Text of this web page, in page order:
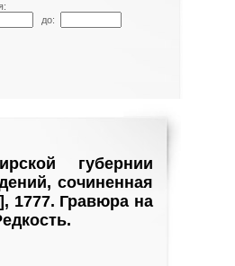
до:
губернии
сочиненная
1777. Гравюра на